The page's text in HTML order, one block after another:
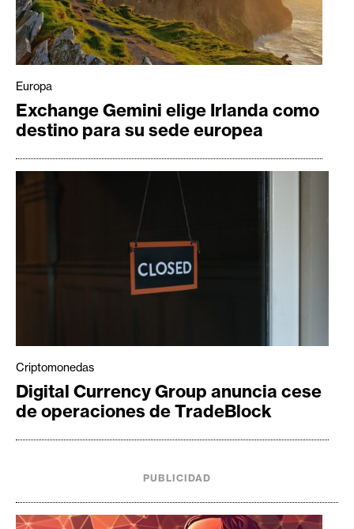
Europa
Exchange Gemini elige Irlanda como
destino para su sede europea
Criptomonedas
Digital Currency Group anuncia cese
de operaciones de TradeBlock
PUBLICIDAD